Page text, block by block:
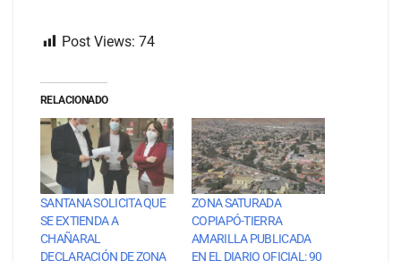
Post Views: 74
RELACIONADO
SANTANA SOLICITA QUE
SE EXTIENDA A
CHAÑARAL
DECLARACIÓN DE ZONA
ZONA SATURADA
COPIAPÓ-TIERRA
AMARILLA PUBLICADA
EN EL DIARIO OFICIAL: 90